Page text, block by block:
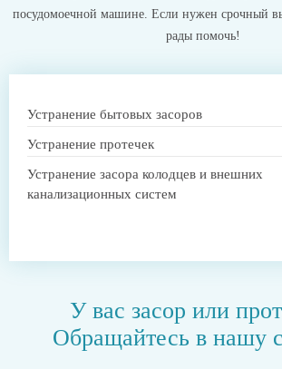
посудомоечной машине. Если нужен срочный
рады помочь!
Устранение бытовых засоров
Устранение протечек
Устранение засора колодцев и внешних
канализационных систем
У вас засор или
Обращайтесь в нашу